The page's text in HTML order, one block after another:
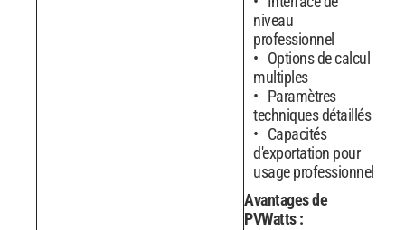
niveau
professionnel
Options de calcul
multiples
Paramètres
techniques détaillés
Capacités
d'exportation pour
usage professionnel
Avantages de
PVWatts :